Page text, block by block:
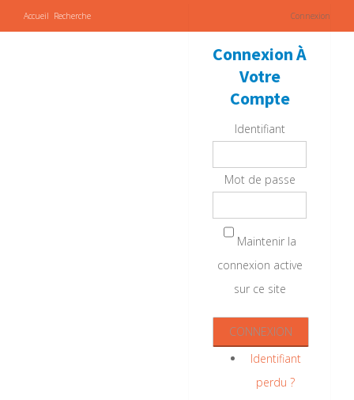
Accueil Recherche Connexion
Connexion À
Votre
Compte
Identifiant
Mot de passe
Maintenir la
connexion active
sur ce site
Identifiant
perdu ?